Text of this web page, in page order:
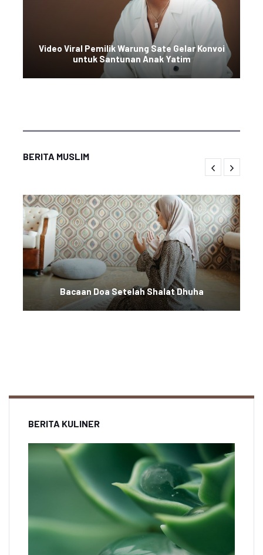
Video Viral Pemilik Warung Sate Gelar Konvoi
untuk Santunan Anak Yatim
BERITA MUSLIM
Bacaan Doa Setelah Shalat Dhuha
BERITA KULINER